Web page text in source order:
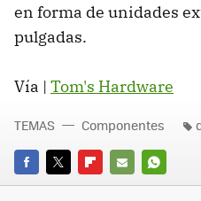
en forma de unidades
pulgadas.
Vía | Tom's Hardware
FACEBOOK
TWITTERFLIPBOARD
E-
TEMAS Componentes